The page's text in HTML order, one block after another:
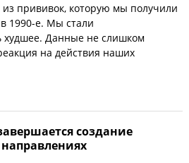
прививок, которую мы получили
1990-е. Мы стали
худшее. Данные не слишком
на действия наших
создание